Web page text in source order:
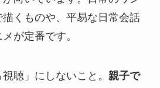
くものや、平易な日常会話
が定番です。
聴」にしないこと。 親子で